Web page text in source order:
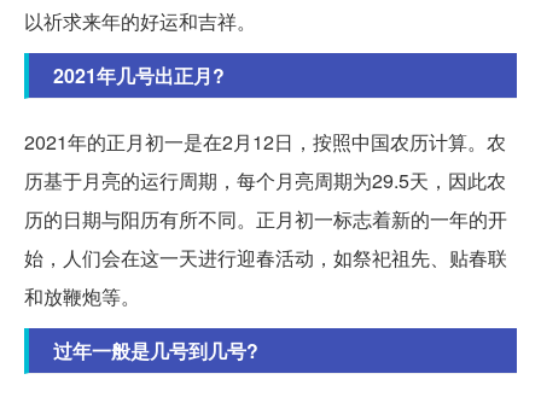
以祈求来年的好运和吉祥。
2021年几号出正月?
2021年的正月初一是在2月12日，按照中国农历计算。农
历基于月亮的运行周期，每个月亮周期为29.5天，因此农
历的日期与阳历有所不同。正月初一标志着新的一年的开
始，人们会在这一天进行迎春活动，如祭祀祖先、贴春联
和放鞭炮等。
过年一般是几号到几号?